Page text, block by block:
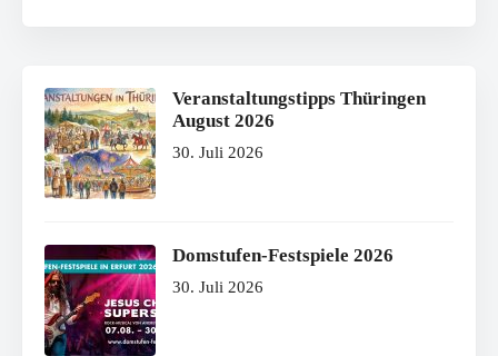
Veranstaltungstipps Thüringen
August 2026
30. Juli 2026
Domstufen-Festspiele 2026
30. Juli 2026